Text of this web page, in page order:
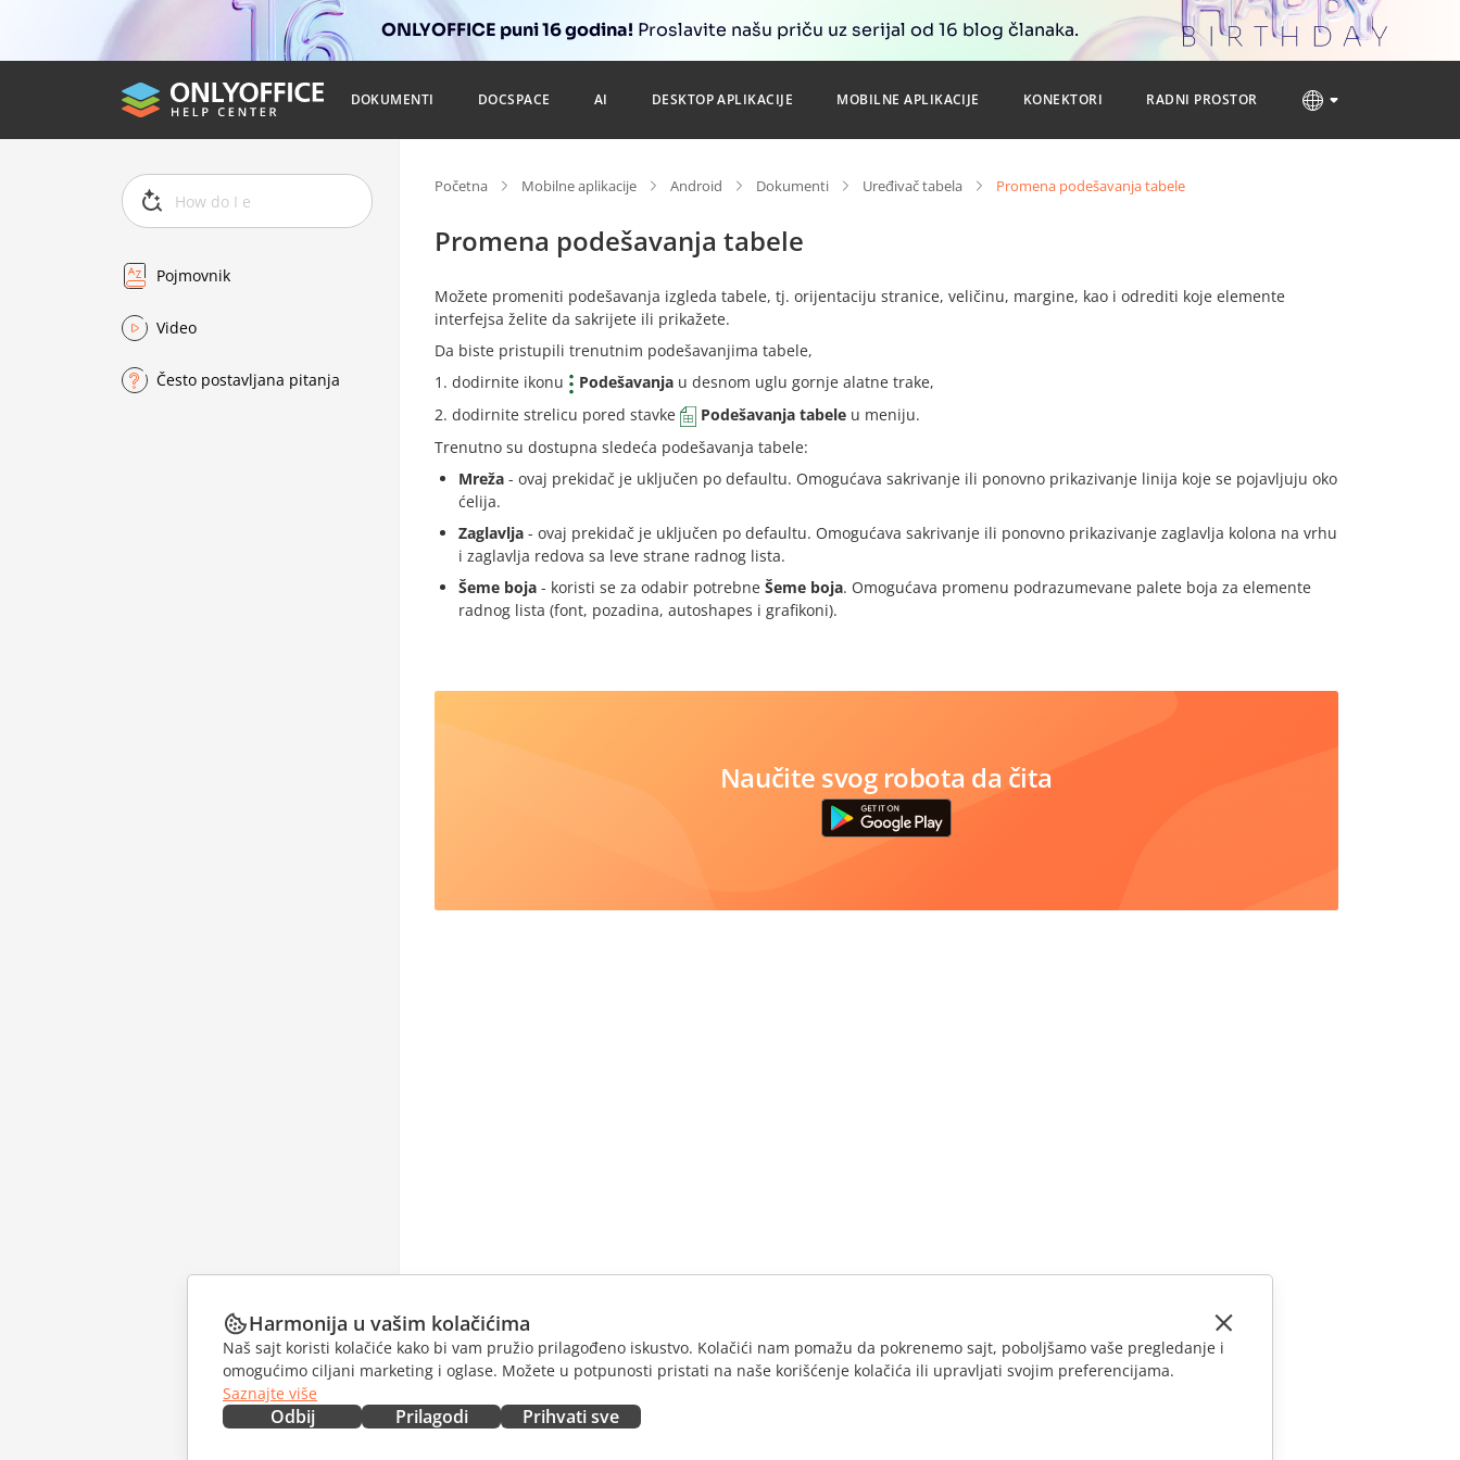
ONLYOFFICE puni 16 godina! Proslavite našu priču uz serijal od 16 blog članaka.
DOKUMENTI DOCSPACE AI DESKTOP APLIKACIJE MOBILNE APLIKACIJE KONEKTORI RADNI PROSTOR
Pojmovnik
Video
Često postavljana pitanja
Početna Mobilne aplikacije Android Dokumenti Uređivač tabela Promena podešavanja tabele
Promena podešavanja tabele
Možete promeniti podešavanja izgleda tabele, tj. orijentaciju stranice, veličinu, margine, kao i odrediti koje elemente
interfejsa želite da sakrijete ili prikažete.
Da biste pristupili trenutnim podešavanjima tabele,
dodirnite ikonu
Podešavanja u desnom uglu gornje alatne trake,
dodirnite strelicu pored stavke
Podešavanja tabele u meniju.
Trenutno su dostupna sledeća podešavanja tabele:
Mreža - ovaj prekidač je uključen po defaultu. Omogućava sakrivanje ili ponovno prikazivanje linija koje se pojavljuju oko
ćelija.
Zaglavlja - ovaj prekidač je uključen po defaultu. Omogućava sakrivanje ili ponovno prikazivanje zaglavlja kolona na vrhu
i zaglavlja redova sa leve strane radnog lista.
Šeme boja - koristi se za odabir potrebne Šeme boja. Omogućava promenu podrazumevane palete boja za elemente
radnog lista (font, pozadina, autoshapes i grafikoni).
Naučite svog robota da čita
Harmonija u vašim kolačićima
Naš sajt koristi kolačiće kako bi vam pružio prilagođeno iskustvo. Kolačići nam pomažu da pokrenemo sajt, poboljšamo vaše pregledanje i
omogućimo ciljani marketing i oglase. Možete u potpunosti pristati na naše korišćenje kolačića ili upravljati svojim preferencijama.
Saznajte više
Odbij Prilagodi Prihvati sve